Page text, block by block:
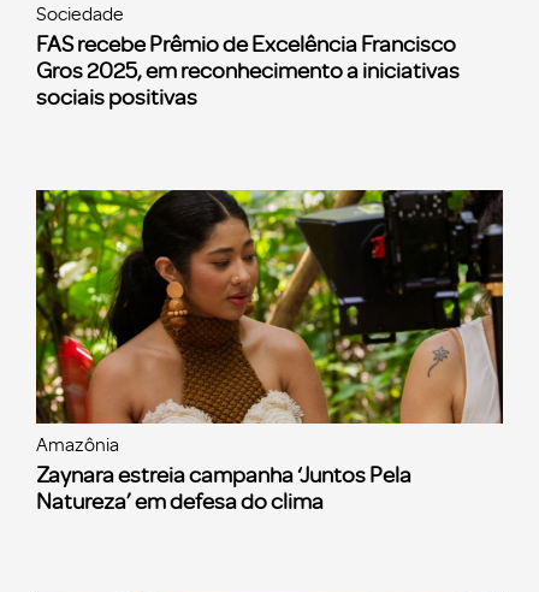
Sociedade
FAS recebe Prêmio de Excelência Francisco
Gros 2025, em reconhecimento a iniciativas
sociais positivas
Amazônia
Zaynara estreia campanha ‘Juntos Pela
Natureza’ em defesa do clima